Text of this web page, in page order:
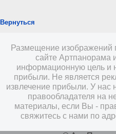
Вернуться
Размещение изображений
сайте Артпанорама
информационную цель и
прибыли. Не является
извлечение прибыли. У нас
правообладателя на
материалы, если Вы -
свяжитесь с нами по